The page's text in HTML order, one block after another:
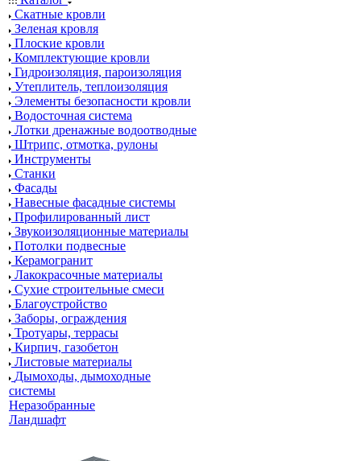
Скатные кровли
Зеленая кровля
Плоские кровли
Комплектующие кровли
Гидроизоляция, пароизоляция
Утеплитель, теплоизоляция
Элементы безопасности кровли
Водосточная система
Лотки дренажные водоотводные
Штрипс, отмотка, рулоны
Инструменты
Станки
Фасады
Навесные фасадные системы
Профилированный лист
Звукоизоляционные материалы
Потолки подвесные
Керамогранит
Лакокрасочные материалы
Сухие строительные смеси
Благоустройство
Заборы, ограждения
Тротуары, террасы
Кирпич, газобетон
Листовые материалы
Дымоходы, дымоходные
системы
Неразобранные
Ландшафт